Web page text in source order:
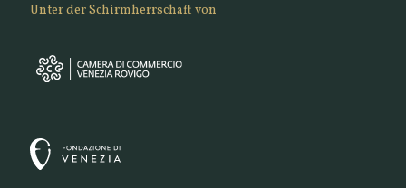
Unter der Schirmherrschaft von